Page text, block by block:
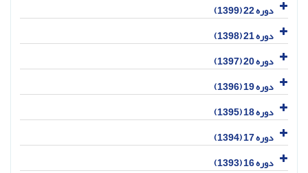
دوره 22 (1399)
دوره 21 (1398)
دوره 20 (1397)
دوره 19 (1396)
دوره 18 (1395)
دوره 17 (1394)
دوره 16 (1393)